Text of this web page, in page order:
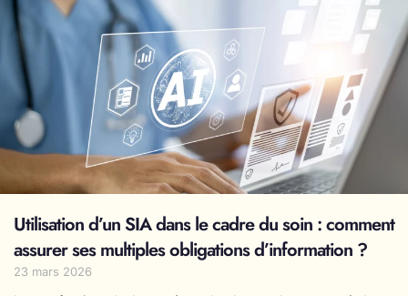
Utilisation d’un SIA dans le cadre du soin : comment
assurer ses multiples obligations d’information ?
23 mars 2026